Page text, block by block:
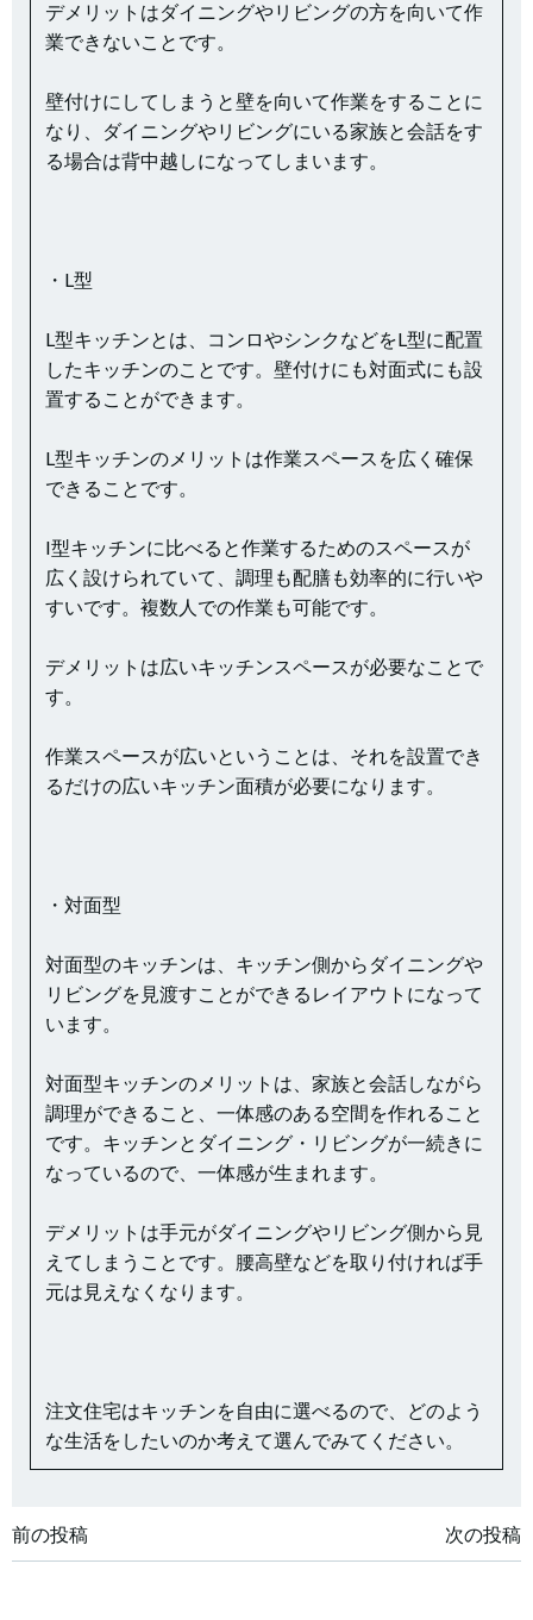
デメリットはダイニングやリビングの方を向いて作
業できないことです。
壁付けにしてしまうと壁を向いて作業をすることに
なり、ダイニングやリビングにいる家族と会話をす
る場合は背中越しになってしまいます。
・L型
L型キッチンとは、コンロやシンクなどをL型に配置
したキッチンのことです。壁付けにも対面式にも設
置することができます。
L型キッチンのメリットは作業スペースを広く確保
できることです。
I型キッチンに比べると作業するためのスペースが
広く設けられていて、調理も配膳も効率的に行いや
すいです。複数人での作業も可能です。
デメリットは広いキッチンスペースが必要なことで
す。
作業スペースが広いということは、それを設置でき
るだけの広いキッチン面積が必要になります。
・対面型
対面型のキッチンは、キッチン側からダイニングや
リビングを見渡すことができるレイアウトになって
います。
対面型キッチンのメリットは、家族と会話しながら
調理ができること、一体感のある空間を作れること
です。キッチンとダイニング・リビングが一続きに
なっているので、一体感が生まれます。
デメリットは手元がダイニングやリビング側から見
えてしまうことです。腰高壁などを取り付ければ手
元は見えなくなります。
注文住宅はキッチンを自由に選べるので、どのよう
な生活をしたいのか考えて選んでみてください。
投
前の投稿 次の投稿